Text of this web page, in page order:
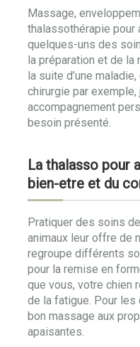
Massage,
thalassothérapie pour
quelques-uns des
la préparation et de la
la suite d’une maladie,
chirurgie par exemple,
accompagnement
besoin présenté.
La thalasso pour
bien-etre et du
Pratiquer des soins
animaux leur offre de
regroupe différents
pour la remise en
que vous, votre chien
de la fatigue. Pour les
bon massage aux
apaisantes.